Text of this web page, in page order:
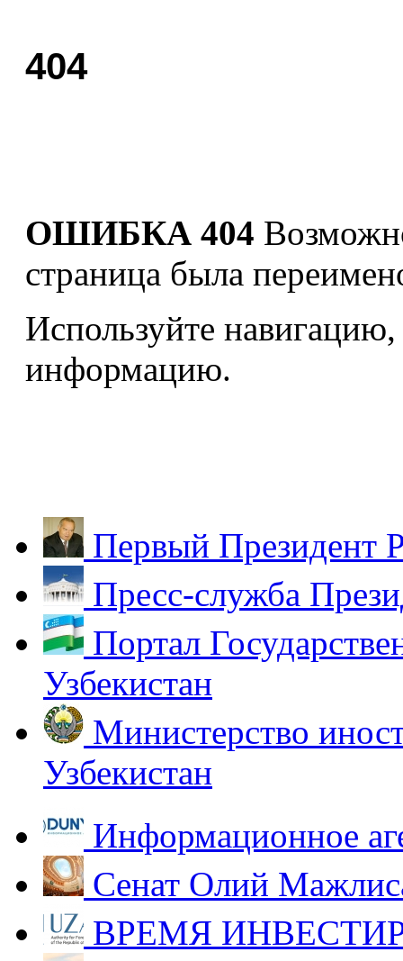
404
ОШИБКА 404
страница была
Используйте
информацию.
Первый Президент
Пресс-служба
Портал
Узбекистан
Министерство
Узбекистан
Информационное
Сенат Олий
ВРЕМЯ